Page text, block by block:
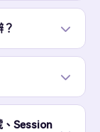
、Session